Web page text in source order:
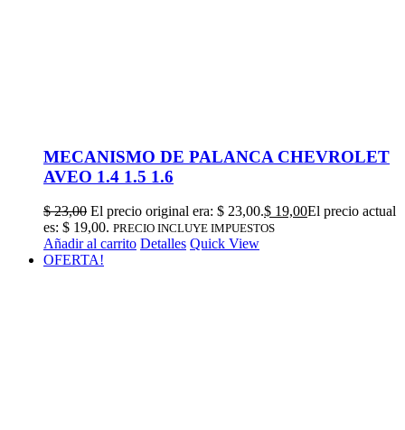
MECANISMO DE PALANCA CHEVROLET
AVEO 1.4 1.5 1.6
$23,00 El precio original era: $ 23,00.$ 19,00El precio actual
es: $ 19,00. PRECIO INCLUYE IMPUESTOS
Añadir al carrito Detalles Quick View
OFERTA!